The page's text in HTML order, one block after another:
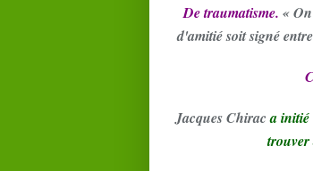
De traumatisme. «
d'amitié soit signé
Jacques Chiraca initié
trouver